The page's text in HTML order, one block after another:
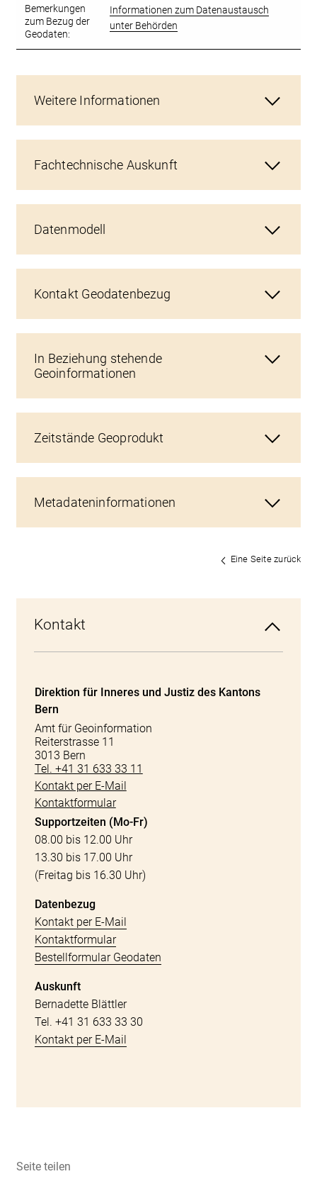
Bemerkungen
zum Bezug der
Geodaten:
Informationen zum Datenaustausch
unter Behörden
Weitere Informationen
Fachtechnische Auskunft
Datenmodell
Kontakt Geodatenbezug
In Beziehung stehende
Geoinformationen
Zeitstände Geoprodukt
Metadateninformationen
Eine Seite zurück
Kontakt
Direktion für Inneres und Justiz des Kantons
Bern
Amt für Geoinformation
Reiterstrasse 11
3013 Bern
Tel. +41 31 633 33 11
Kontakt per E-Mail
Kontaktformular
Supportzeiten (Mo-Fr)
08.00 bis 12.00 Uhr
13.30 bis 17.00 Uhr
(Freitag bis 16.30 Uhr)
Datenbezug
Kontakt per E-Mail
Kontaktformular
Bestellformular Geodaten
Auskunft
Bernadette Blättler
Tel. +41 31 633 33 30
Kontakt per E-Mail
Seite teilen